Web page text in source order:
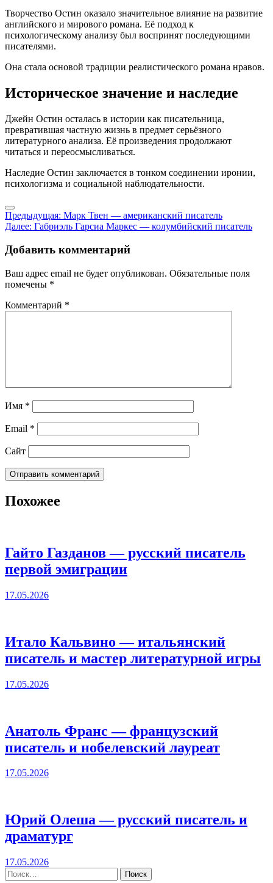
Творчество Остин оказало значительное влияние на развитие
английского и мирового романа. Её подход к
психологическому анализу был воспринят последующими
писателями.
Она стала основой традиции реалистического романа нравов.
Историческое значение и наследие
Джейн Остин осталась в истории как писательница,
превратившая частную жизнь в предмет серьёзного
литературного анализа. Её произведения продолжают
читаться и переосмысливаться.
Наследие Остин заключается в тонком соединении иронии,
психологизма и социальной наблюдательности.
Навигация
по
записям
Предыдущая: Марк Твен — американский писатель
Далее: Габриэль Гарсиа Маркес — колумбийский писатель
Добавить комментарий
Ваш адрес email не будет опубликован. Обязательные поля
помечены *
Комментарий *
Имя *
Email *
Сайт
Похожее
Гайто Газданов — русский писатель
первой эмиграции
17.05.2026
Итало Кальвино — итальянский
писатель и мастер литературной игры
17.05.2026
Анатоль Франс — французский
писатель и нобелевский лауреат
17.05.2026
Юрий Олеша — русский писатель и
драматург
17.05.2026
Найти: